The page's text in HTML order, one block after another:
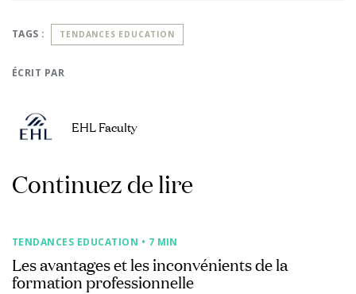
TAGS : TENDANCES EDUCATION
ÉCRIT PAR
EHL Faculty
Continuez de lire
TENDANCES EDUCATION • 7 MIN
Les avantages et les inconvénients de la
formation professionnelle